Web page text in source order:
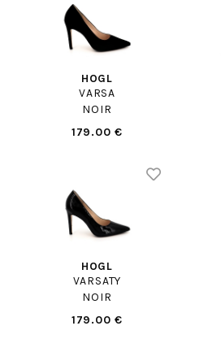
HOGL
VARSA
NOIR
179.00 €
HOGL
VARSATY
NOIR
179.00 €